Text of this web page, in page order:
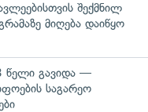
შექმნილ
მიღება დაიწყო
წელი გავიდა —
საგარეო